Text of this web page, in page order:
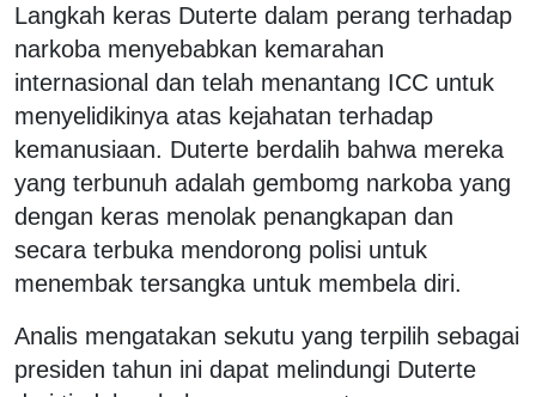
Langkah keras Duterte dalam perang terhadap
narkoba menyebabkan kemarahan
internasional dan telah menantang ICC untuk
menyelidikinya atas kejahatan terhadap
kemanusiaan. Duterte berdalih bahwa mereka
yang terbunuh adalah gembomg narkoba yang
dengan keras menolak penangkapan dan
secara terbuka mendorong polisi untuk
menembak tersangka untuk membela diri.
Analis mengatakan sekutu yang terpilih sebagai
presiden tahun ini dapat melindungi Duterte